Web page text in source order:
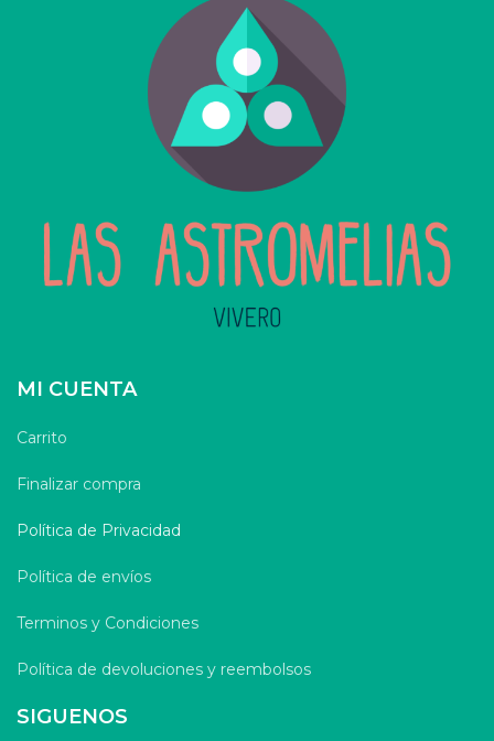
MI CUENTA
Carrito
Finalizar compra
Política de Privacidad
Política de envíos
Terminos y Condiciones
Política de devoluciones y reembolsos
SIGUENOS